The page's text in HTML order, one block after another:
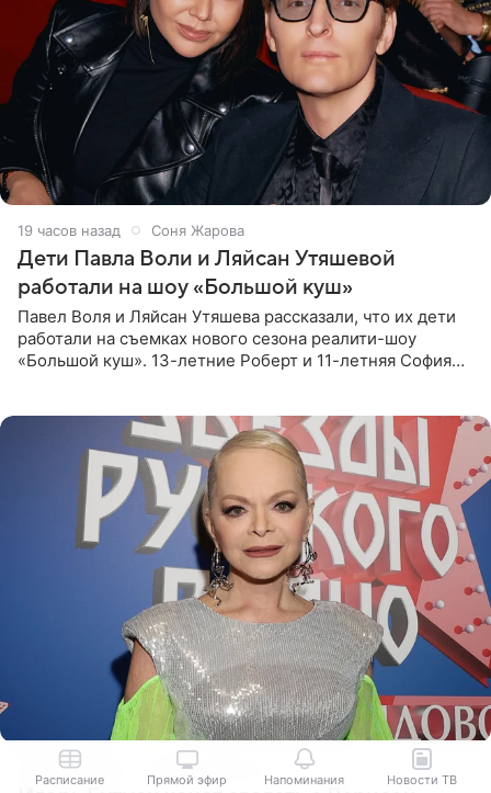
19 часов назад Соня Жарова
Дети Павла Воли и Ляйсан Утяшевой
работали на шоу «Большой куш»
Павел Воля и Ляйсан Утяшева рассказали, что их дети
работали на съемках нового сезона реалити-шоу
«Большой куш». 13-летние Роберт и 11-летняя София
19 часов назад © РИА Новости
Расписание Прямой эфир Напоминания Новости ТВ